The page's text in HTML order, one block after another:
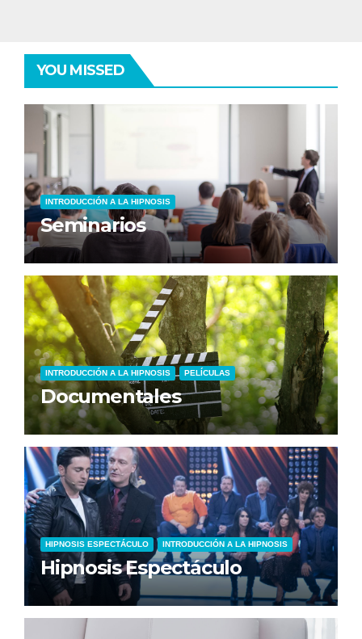
YOU MISSED
INTRODUCCIÓN A LA HIPNOSIS
Seminarios
INTRODUCCIÓN A LA HIPNOSIS PELÍCULAS
Documentales
HIPNOSIS ESPECTÁCULO INTRODUCCIÓN A LA HIPNOSIS
Hipnosis Espectáculo